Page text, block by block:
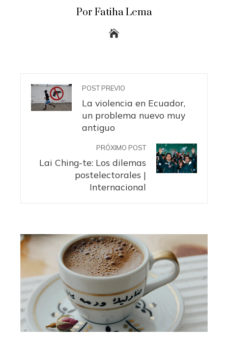
Por Fatiha Lema
POST PREVIO
La violencia en Ecuador,
un problema nuevo muy
antiguo
PRÓXIMO POST
Lai Ching-te: Los dilemas
postelectorales |
Internacional